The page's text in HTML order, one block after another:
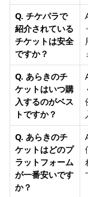
Q. チケパラで
紹介されている
チケットは安全
ですか？
Q. あらきのチ
ケットはいつ購
入するのがベス
トですか？
Q. あらきのチ
ケットはどのプ
ラットフォーム
が一番安いです
か？